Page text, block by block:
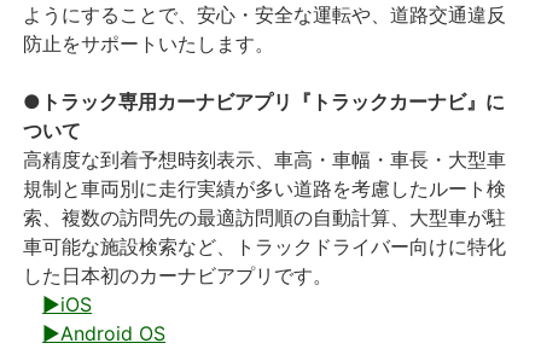
ようにすることで、安心・安全な運転や、道路交通違反
防止をサポートいたします。
●トラック専用カーナビアプリ『トラックカーナビ』に
ついて
高精度な到着予想時刻表示、車高・車幅・車長・大型車
規制と車両別に走行実績が多い道路を考慮したルート検
索、複数の訪問先の最適訪問順の自動計算、大型車が駐
車可能な施設検索など、トラックドライバー向けに特化
した日本初のカーナビアプリです。
▶iOS
▶Android OS